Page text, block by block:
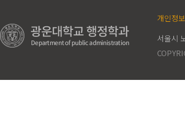
개인정
서울시